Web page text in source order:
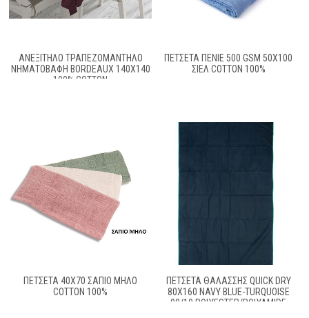
ΑΝΕΞΙΤΗΛΟ ΤΡΑΠΕΖΟΜΑΝΤΗΛΟ
ΝΗΜΑΤΟΒΑΦΉ BORDEAUX 140X140
100% COTTON
ΠΕΤΣΕΤΑ ΠΕΝΙΕ 500 GSM 50X100
ΣΙΕΛ COTTON 100%
ΠΕΤΣΕΤΑ 40Χ70 ΣΑΠΙΟ ΜΗΛΟ
COTTON 100%
ΠΕΤΣΈΤΑ ΘΑΛΆΣΣΗΣ QUICK DRY
80X160 NAVY BLUE-TURQUOISE
90/10 POLYESTER/POLYAMIDE